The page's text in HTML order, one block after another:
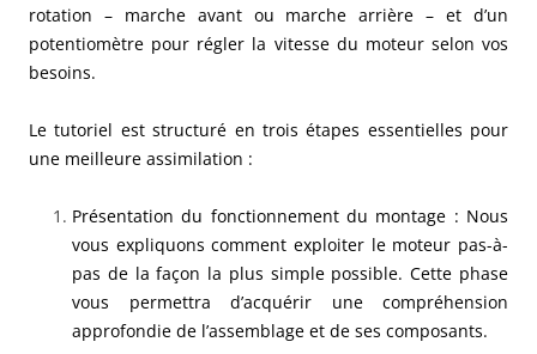
rotation – marche avant ou marche arrière – et d’un
potentiomètre pour régler la vitesse du moteur selon vos
besoins.
Le tutoriel est structuré en trois étapes essentielles pour
une meilleure assimilation :
Présentation du fonctionnement du montage : Nous
vous expliquons comment exploiter le moteur pas-à-
pas de la façon la plus simple possible. Cette phase
vous permettra d’acquérir une compréhension
approfondie de l’assemblage et de ses composants.